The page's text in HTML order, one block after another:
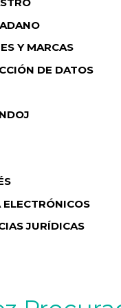
Y MARCAS
DE DATOS
JURÍDICAS